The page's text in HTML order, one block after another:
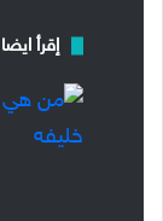
إقرأ ايضا